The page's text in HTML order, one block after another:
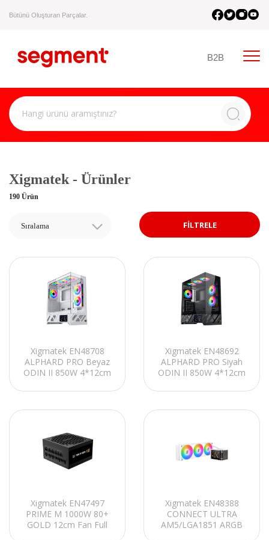
Bütünü Oluşturan Parçalar.
B2B
Xigmatek - Ürünler
FİLTRELE
190 Ürün
Sıralama
Xigmatek EN48708
ALPHARD PRO Beyaz
ODIN II 850W 4*12cm
ATX/E-ATX Gaming
Xigmatek EN48692
ALPHARD PRO Siyah
ODIN II 850W 4*12cm
ATX/E-ATX Gaming
Xigmatek EN47497
PRIME M 1000W 80+
GOLD 12cm Fan Full
Xigmatek EN48388
CONNECT ULTRA
AM5/LGA1851 ARGB